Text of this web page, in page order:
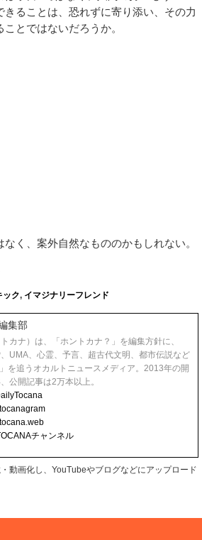
ることは、恐れずに寄り添い、その力
とではないだろうか。
く、案外自然なもののかもしれない。
ック, イマジナリーフレンド
集部
カナ）は、「ホントカナ？」を編集方針に、
UMA、心霊、予言、超古代文明、都市伝説など
を追うオカルトニュースメディア。2013年の開
公開記事は2万本以上。
tocanagram
tocana.web
チャンネル
動画化し、YouTubeやブログなどにアップロード